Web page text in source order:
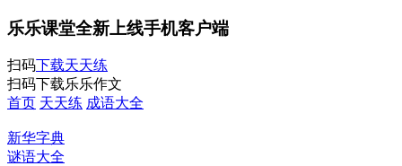
乐乐课堂全新上线手机客户端
扫码下载天天练
扫码下载乐乐作文
首页 天天练 成语大全
新华字典
谜语大全